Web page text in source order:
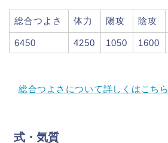
総合つよさ 体力 陽攻 陰攻
6450 4250 1050 1600
総合つよさについて詳しくはこちら
式・気質